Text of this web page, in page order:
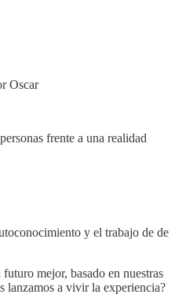
Oscar
frente a una realidad
y el trabajo de de
mejor, basado en nuestras
lanzamos a vivir la experiencia?